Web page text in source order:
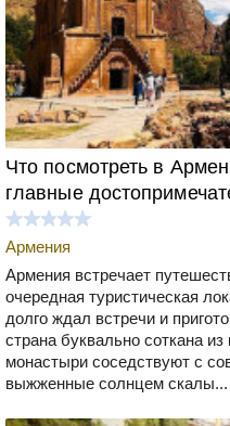
Что посмотреть в
главные
Армения
Армения встречает
очередная туристическая
долго ждал встречи и
страна буквально соткана
монастыри соседствуют с
выжженные солнцем скалы...